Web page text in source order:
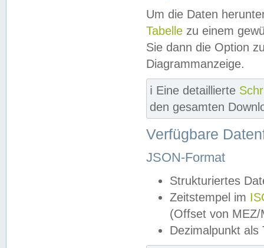
Um die Daten
Tabelle zu einem
Sie dann die Option
Diagrammanzeige.
ℹ️ Eine detaillierte
den gesamten
Verfügbare
JSON-Format
Strukturiertes
Zeitstempel im
(Offset von MEZ/
Dezimalpunkt als